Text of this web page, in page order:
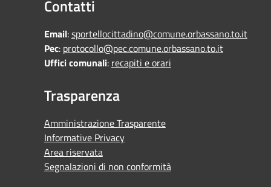
Contatti
Email:sportellocittadino@comune.orbassano.to.it
Pec: protocollo@pec.comune.orbassano.to.it
Uffici comunali: recapiti e orari
Trasparenza
Amministrazione Trasparente
Informative Privacy
Area riservata
Segnalazioni di non conformità